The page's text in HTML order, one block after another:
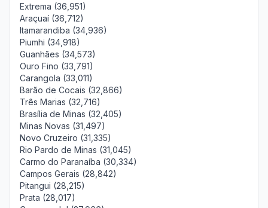
Extrema (36,951)
Araçuaí (36,712)
Itamarandiba (34,936)
Piumhi (34,918)
Guanhães (34,573)
Ouro Fino (33,791)
Carangola (33,011)
Barão de Cocais (32,866)
Três Marias (32,716)
Brasília de Minas (32,405)
Minas Novas (31,497)
Novo Cruzeiro (31,335)
Rio Pardo de Minas (31,045)
Carmo do Paranaíba (30,334)
Campos Gerais (28,842)
Pitangui (28,215)
Prata (28,017)